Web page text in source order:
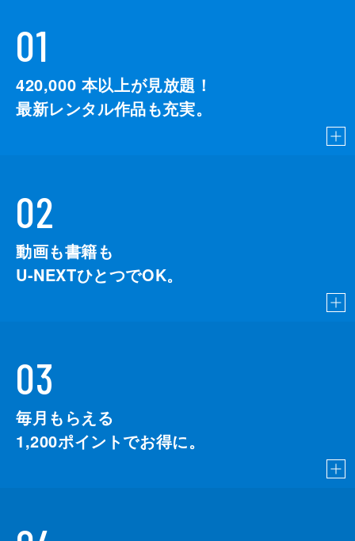
01
420,000 本以上が見放題！
最新レンタル作品も充実。
02
動画も書籍も
U-NEXTひとつでOK。
03
毎月もらえる
1,200ポイントでお得に。